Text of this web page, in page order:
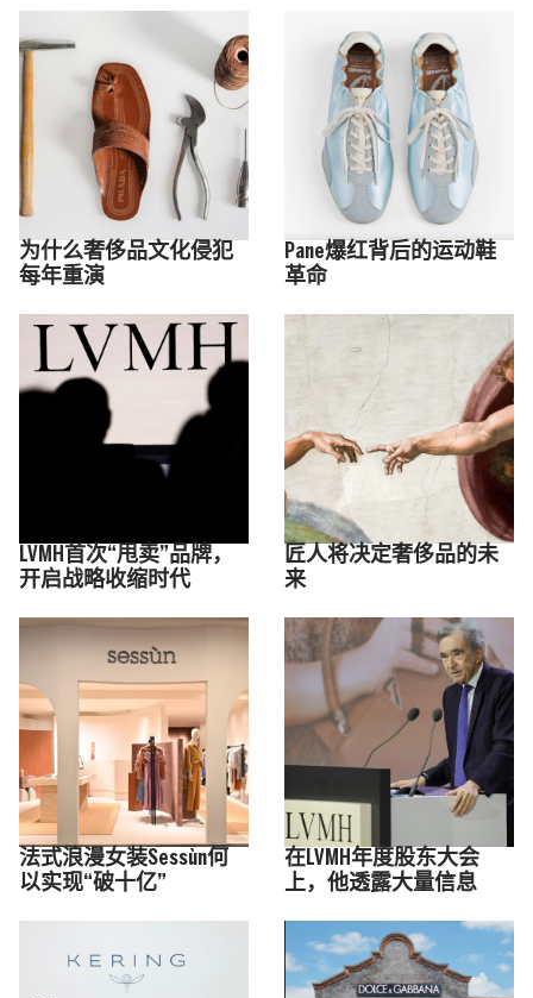
为什么奢侈品文化侵犯
每年重演
Pane爆红背后的运动鞋
革命
LVMH首次“甩卖”品牌，
开启战略收缩时代
匠人将决定奢侈品的未
来
法式浪漫女装Sessùn何
以实现“破十亿”
在LVMH年度股东大会
上，他透露大量信息